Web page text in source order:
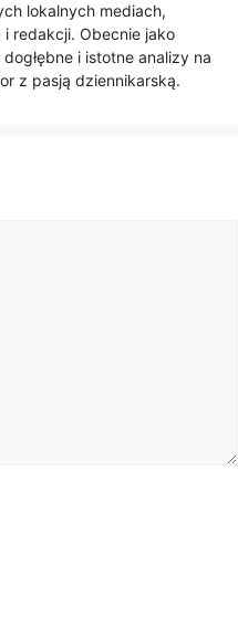
lokalnych mediach,
redakcji. Obecnie jako
i istotne analizy na
z pasją dziennikarską.